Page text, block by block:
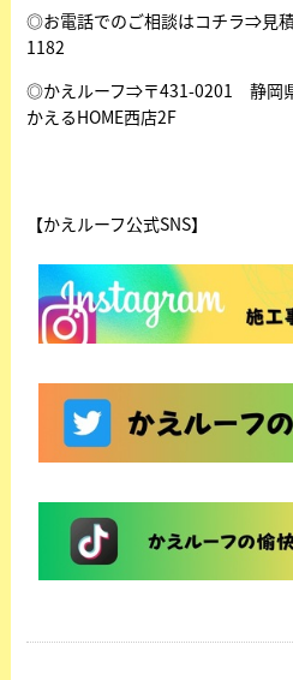
◎お電話でのご相談はコチラ⇒見
1182
◎かえルーフ⇒〒431-0201 静岡
かえるHOME西店2F
【かえルーフ公式SNS】